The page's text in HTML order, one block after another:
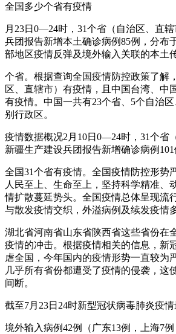
全国多少个省有疫情
月23日0—24时，31个省（自治区、直
兵团报告新增本土确诊病例85例，分布
部地区疫情反弹及境外输入关联的本土
个省。根据查询全国疫情防控政策了解
区、直辖市）有疫情，且中国台湾、中
有疫情。中国一共有23个省、5个自治
别行政区。
疫情数据概况2月10日0—24时，31个省
新疆生产建设兵团报告新增确诊病例101
全国31个省有疫情。全国疫情防控形势
人民至上、生命至上，坚持科学精准、
情扩散蔓延势头。全国疫情总体呈现流
与散发疫情交织，外溢病例及续发疫情
湖北省河南省山东省陕西省这些省份在
疫情的冲击。根据疫情相关的信息，新
虐全国，今年国内的疫情形势一直较为
几乎所有省份都遭受了疫情的侵袭，这
间断。
截至7月23日24时新型冠状病毒肺炎疫
境外输入病例42例（广东13例，上海7